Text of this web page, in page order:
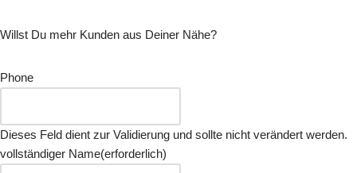
Willst Du mehr Kunden aus Deiner Nähe?
Phone
Dieses Feld dient zur Validierung und sollte nicht verändert werden.
vollständiger Name(erforderlich)